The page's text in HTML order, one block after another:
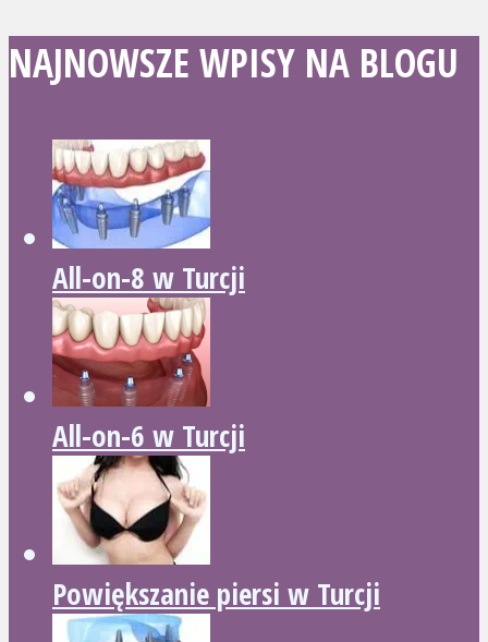
NAJNOWSZE WPISY NA BLOGU
All-on-8 w Turcji
All-on-6 w Turcji
Powiększanie piersi w Turcji